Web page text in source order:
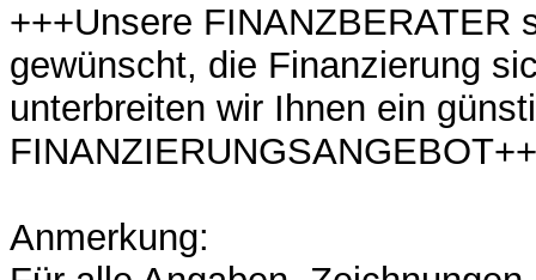
+++Unsere FINANZBERATER
gewünscht, die Finanzierung
unterbreiten wir Ihnen ein
Anmerkung: